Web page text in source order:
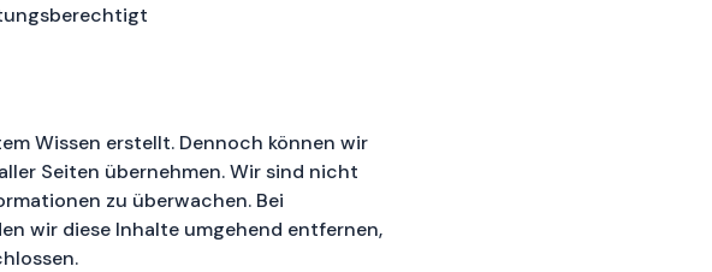
Wissen erstellt. Dennoch können wir
Seiten übernehmen. Wir sind nicht
zu überwachen. Bei
wir diese Inhalte umgehend entfernen,